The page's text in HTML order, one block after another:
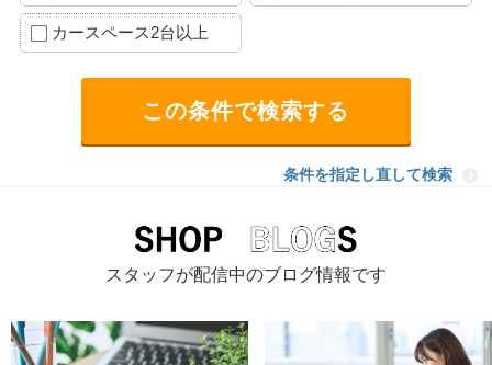
カースペース2台以上
条件を指定し直して検索
スタッフが配信中のブログ情報です